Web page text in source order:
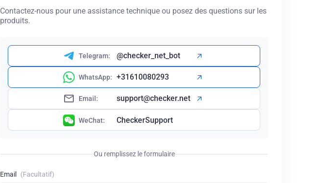
Contactez-nous pour une assistance technique ou posez des questions sur les
produits.
Telegram: @checker_net_bot
WhatsApp: +31610080293
Email: support@checker.net
WeChat: CheckerSupport
Ou remplissez le formulaire
Email (Facultatif)